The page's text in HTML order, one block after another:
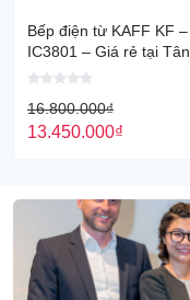
Bếp điện từ KAFF KF –
IC3801 – Giá rẻ tại Tân
Bình
16.800.000₫
13.450.000₫